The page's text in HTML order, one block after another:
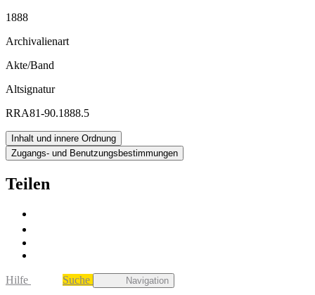
1888
Archivalienart
Akte/Band
Altsignatur
RRA81-90.1888.5
Inhalt und innere Ordnung
Zugangs- und Benutzungsbestimmungen
Teilen
Hilfe Suche Navigation